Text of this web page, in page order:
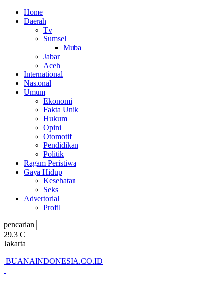
Home
Daerah
Tv
Sumsel
Muba
Jabar
Aceh
International
Nasional
Umum
Ekonomi
Fakta Unik
Hukum
Opini
Otomotif
Pendidikan
Politik
Ragam Peristiwa
Gaya Hidup
Kesehatan
Seks
Advertorial
Profil
pencarian
29.3 C
Jakarta
BUANAINDONESIA.CO.ID